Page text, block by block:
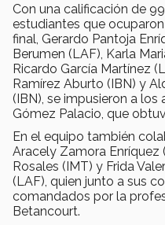
Con una calificación de
estudiantes que
final, Gerardo Pantoja
Berumen (LAF), Karla
Ricardo García Martínez
Ramírez Aburto (IBN) y
(IBN), se impusieron a
Gómez Palacio, que
En el equipo también
Aracely Zamora Enríquez
Rosales (IMT) y Frida
(LAF), quien junto a sus
comandados por la
Betancourt.